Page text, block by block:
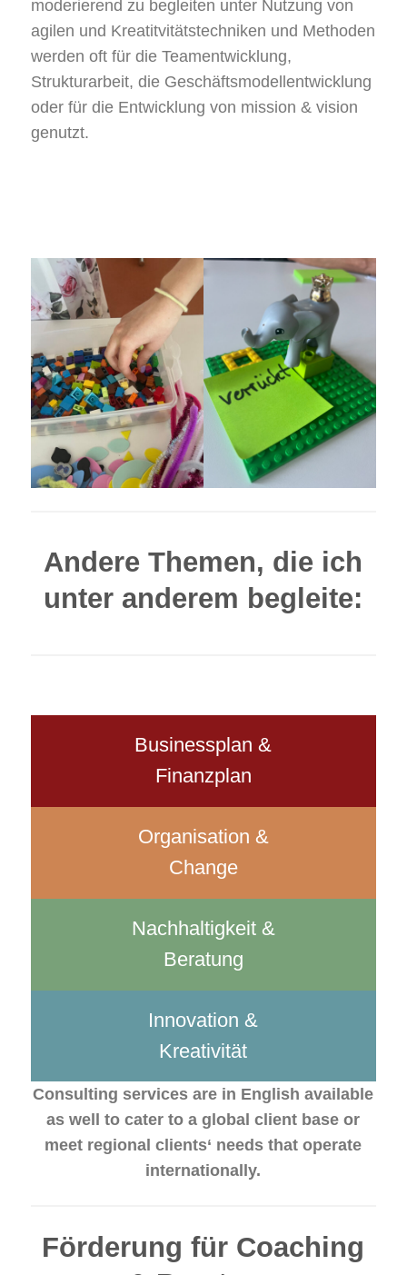
moderierend zu begleiten unter Nutzung von
agilen und Kreatitvitätstechniken und Methoden
werden oft für die Teamentwicklung,
Strukturarbeit, die Geschäftsmodellentwicklung
oder für die Entwicklung von mission & vision
genutzt.
Andere Themen, die ich
unter anderem begleite:
Businessplan &
Finanzplan
Organisation &
Change
Nachhaltigkeit &
Beratung
Innovation &
Kreativität
Consulting services are in English available
as well to cater to a global client base or
meet regional clients‘ needs that operate
internationally.
Förderung für Coaching